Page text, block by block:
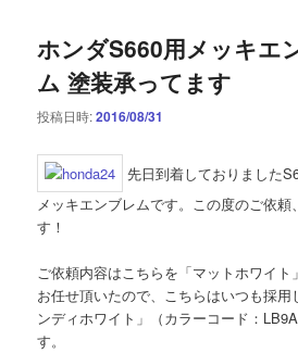
ホンダS660用メッキエ
ム 塗装承ってます
投稿日時:2016/08/31
先日到着しておりました
メッキエンブレムです。この度のご依頼
す！
ご依頼内容はこちらを「マットホワイ
お任せ頂いたので、こちらはいつも採用
ンディホワイト」（カラーコード：
す。